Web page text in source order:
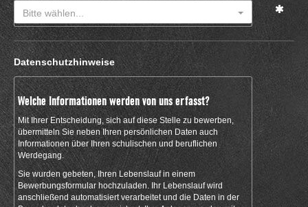
Bitte wählen...
Datenschutzhinweise
Welche Informationen werden von uns erfasst?
Mit Ihrer Entscheidung, sich auf diese Stelle zu bewerben,
übermitteln Sie neben Ihren persönlichen Daten auch
Informationen über Ihren schulischen und beruflichen
Werdegang.
Sie wurden gebeten, Ihren Lebenslauf in einem
Bewerbungsformular hochzuladen. Ihr Lebenslauf wird
anschließend automatisiert verarbeitet und die Daten in der